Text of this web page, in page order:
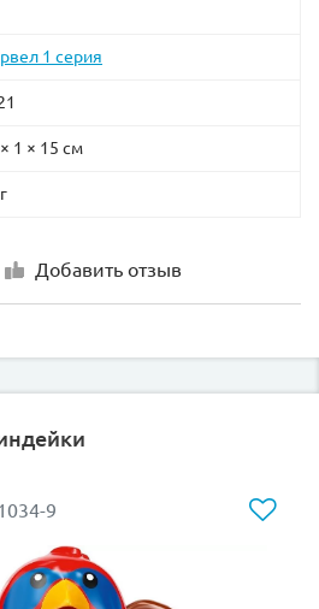
1 серия
1 × 15 см
Добавить отзыв
9